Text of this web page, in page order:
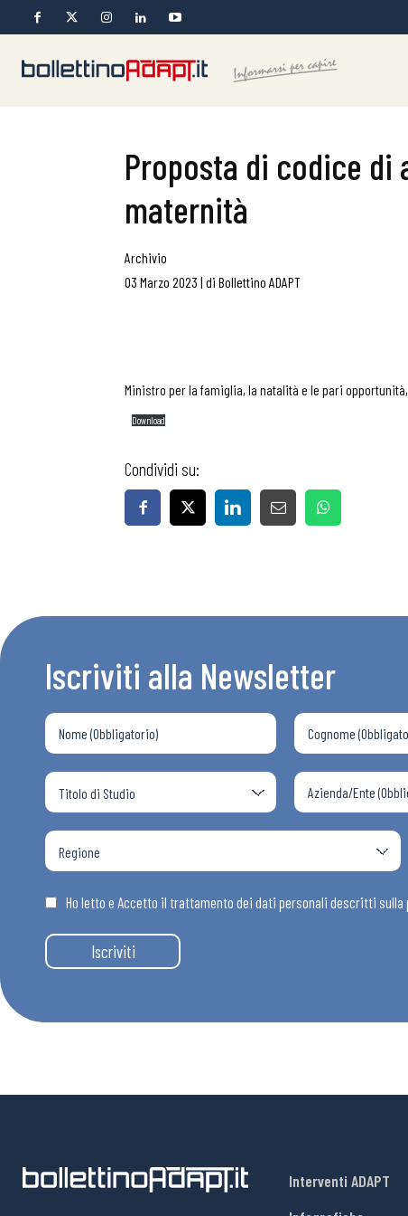
Bollettini
Articoli
Osservatori
Eventi
Proposta di codice
maternità
Archivio
03 Marzo 2023 | di Bollettino ADAPT
Ministro per la famiglia, la natalità e le pari opportunità,
Download
Condividi su:
Iscriviti alla Newsletter
Ho letto e Accetto il trattamento dei dati personali descritti sulla
Iscriviti
Interventi ADAPT